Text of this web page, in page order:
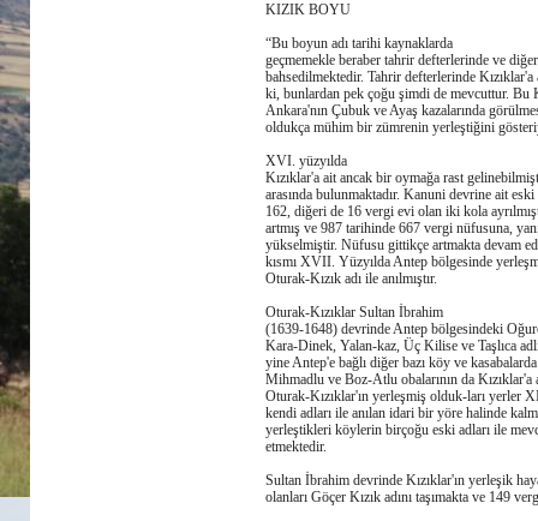
KIZIK BOYU
“Bu boyun adı tarihi kaynaklarda
geçmemekle beraber tahrir defterlerinde ve
bahsedilmektedir. Tahrir defterlerinde
ki, bunlardan pek çoğu şimdi de mevcuttur. Bu
Ankara'nın Çubuk ve Ayaş kazalarında
oldukça mühim bir zümrenin yerleştiğini
XVI. yüzyılda
Kızıklar'a ait ancak bir oymağa rast
arasında bulunmaktadır. Kanuni devrine ait
162, diğeri de 16 vergi evi olan iki kola
artmış ve 987 tarihinde 667 vergi nüfusuna,
yükselmiştir. Nüfusu gittikçe artmakta devam
kısmı XVII. Yüzyılda Antep bölgesinde
Oturak-Kızık adı ile anılmıştır.
Oturak-Kızıklar Sultan İbrahim
(1639-1648) devrinde Antep bölgesindeki
Kara-Dinek, Yalan-kaz, Üç Kilise ve Taşlıca
yine Antep'e bağlı diğer bazı köy ve
Mihmadlu ve Boz-Atlu obalarının da
Oturak-Kızıklar'ın yerleşmiş olduk-ları yerler
kendi adları ile anılan idari bir yöre halinde
yerleştikleri köylerin birçoğu eski adları ile
etmektedir.
Sultan İbrahim devrinde Kızıklar'ın yerleşik
olanları Göçer Kızık adını taşımakta ve 149